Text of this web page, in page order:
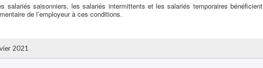
salariés saisonniers, les salariés intermittents et les salariés temporaires bénéficient
de l’employeur à ces conditions.
2021